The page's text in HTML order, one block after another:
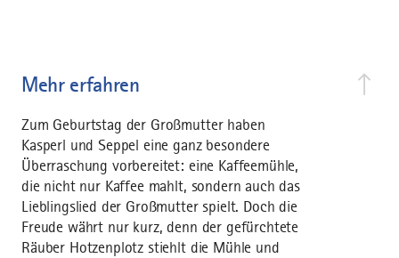
Mehr erfahren
Zum Geburtstag der Großmutter haben
Kasperl und Seppel eine ganz besondere
Überraschung vorbereitet: eine Kaffeemühle,
die nicht nur Kaffee mahlt, sondern auch das
Lieblingslied der Großmutter spielt. Doch die
Freude währt nur kurz, denn der gefürchtete
Räuber Hotzenplotz stiehlt die Mühle und